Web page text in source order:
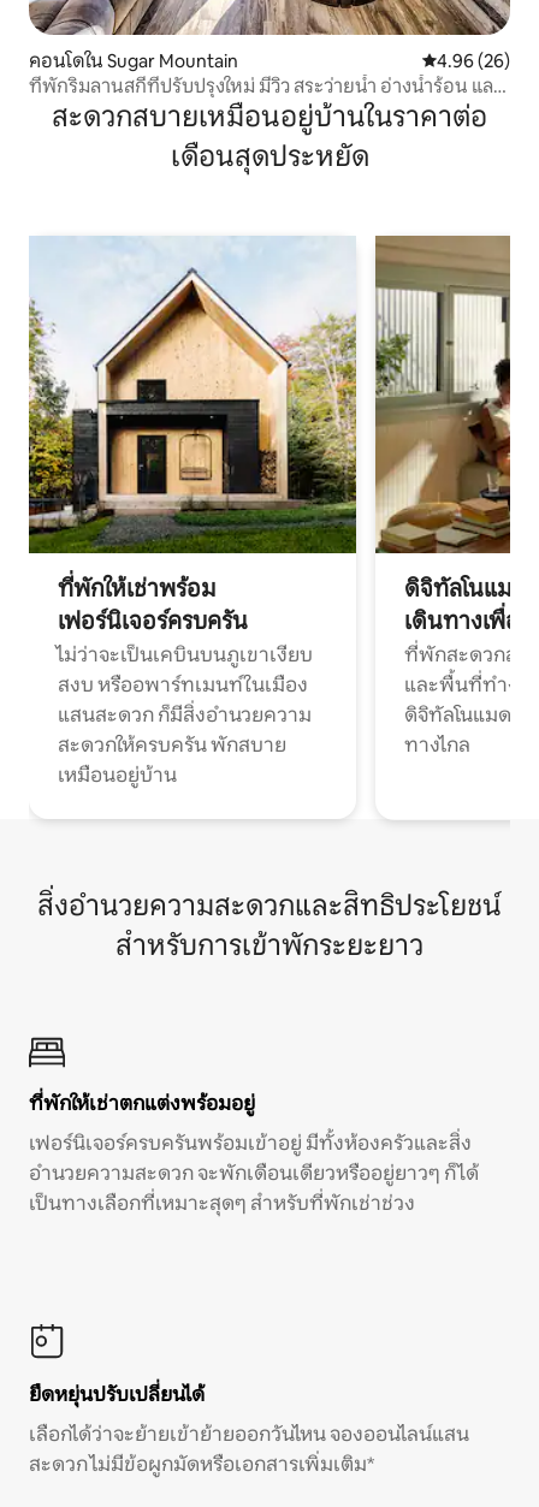
คอนโดใน Sugar Mountain คะแนนเฉลี่ย
4.96 (26)
ที่พักริมลานสกีที่ปรับปรุงใหม่ มีวิว สระว่ายน้ำ อ่างน้ำร้อน และ
ซาวน่า
สะดวกสบายเหมือนอยู่บ้านในราคาต่อ
เดือนสุดประหยัด
ที่พักให้เช่าพร้อม
เฟอร์นิเจอร์ครบครัน
ไม่ว่าจะเป็นเคบินบนภูเขาเงียบ
สงบ หรืออพาร์ทเมนท์ในเมือง
แสนสะดวก ก็มีสิ่งอำนวยความ
สะดวกให้ครบครัน พักสบาย
เหมือนอยู่บ้าน
ดิจิทัลโนแมด
เดินทางเพื่อ
ที่พักสะดวกสบ
และพื้นที่ทำงา
ดิจิทัลโนแมดแ
ทางไกล
สิ่งอำนวยความสะดวกและสิทธิประโยชน์
สำหรับการเข้าพักระยะยาว
ที่พักให้เช่าตกแต่งพร้อมอยู่
เฟอร์นิเจอร์ครบครันพร้อมเข้าอยู่ มีทั้งห้องครัวและสิ่ง
อำนวยความสะดวก จะพักเดือนเดียวหรืออยู่ยาวๆ ก็ได้
เป็นทางเลือกที่เหมาะสุดๆ สำหรับที่พักเช่าช่วง
ยืดหยุ่นปรับเปลี่ยนได้
เลือกได้ว่าจะย้ายเข้าย้ายออกวันไหน จองออนไลน์แสน
สะดวก ไม่มีข้อผูกมัดหรือเอกสารเพิ่มเติม*